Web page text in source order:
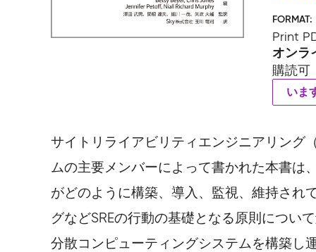
FORMAT
Print
オンラ
購読可
いま
サイトリライアビリティエンジニアリング
ムの主要メンバーによって書かれた本書は
がどのように構築、導入、監視、維持され
グなどSREの行動の基礎となる原則につい
分散コンピューティングシステムを構築し